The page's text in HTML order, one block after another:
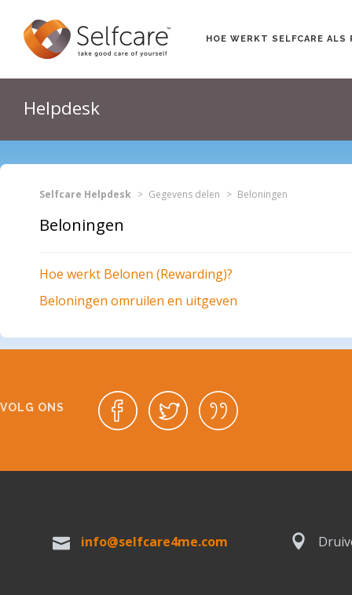
HOE WERKT SELFCARE ALS
Helpdesk
Selfcare Helpdesk Gegevens delen Beloningen
Beloningen
Hoe werkt Belonen (Rewarding)?
Beloningen omruilen en uitgeven
VOLG ONS
info@selfcare4me.com